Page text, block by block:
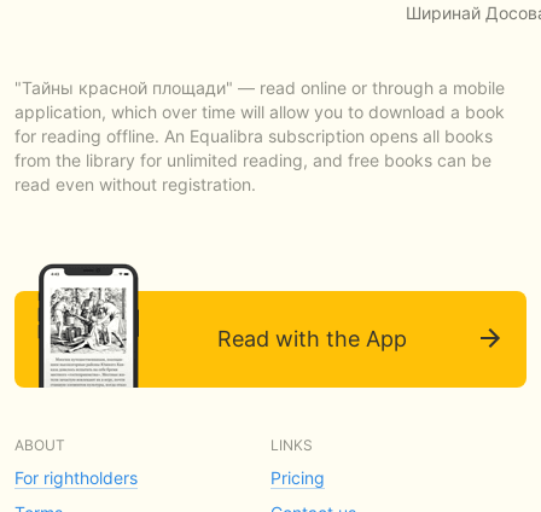
Ширинай
"Тайны красной площади" — read online or through a mobile
application, which over time will allow you to download a book
for reading offline. An Equalibra subscription opens all books
from the library for unlimited reading, and free books can be
read even without registration.
Read with the App
ABOUT
For rightholders
LINKS
Pricing